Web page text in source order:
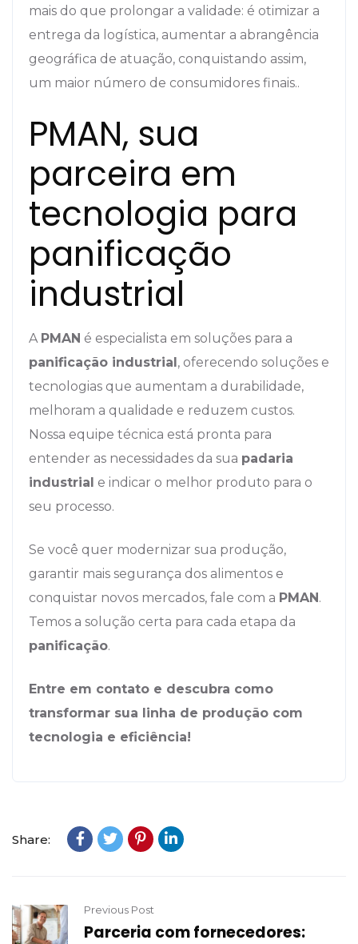
mais do que prolongar a validade: é otimizar a
entrega da logística, aumentar a abrangência
geográfica de atuação, conquistando assim,
um maior número de consumidores finais..
PMAN, sua
parceira em
tecnologia para
panificação
industrial
A PMAN é especialista em soluções para a
panificação industrial, oferecendo soluções e
tecnologias que aumentam a durabilidade,
melhoram a qualidade e reduzem custos.
Nossa equipe técnica está pronta para
entender as necessidades da sua padaria
industrial e indicar o melhor produto para o
seu processo.
Se você quer modernizar sua produção,
garantir mais segurança dos alimentos e
conquistar novos mercados, fale com a PMAN.
Temos a solução certa para cada etapa da
panificação.
Entre em contato e descubra como
transformar sua linha de produção com
tecnologia e eficiência!
Share:
Previous Post
Parceria com fornecedores: